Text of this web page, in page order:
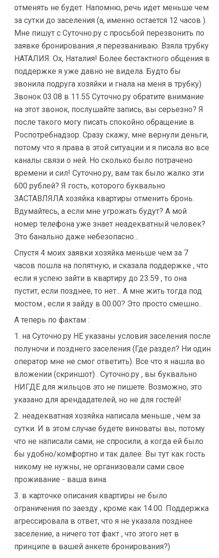
отменять не будет. Напомню, речь идет меньше чем
за сутки до заселения (а, именно остается 12 часов ).
Мне пишут с Суточно.ру с просьбой перезвонить по
заявке бронирования ,я перезваниваю. Взяла трубку
НАТАЛИЯ. Ох, Наталия! Более бестактного общения в
поддержке я уже давно не видела. Будто бы
звонила подруга хозяйки и гнала на меня в трубку)
Звонок 03.08 в 11.55 Суточно.ру обратите внимание
на этот звонок, послушайте запись, вы серьезно? Я
после такого могу писать спокойно обращение в
Роспотребнадзор. Сразу скажу, мне вернули деньги,
потому что я права в этой ситуации и я писала во все
каналы связи о ней. Но сколько было потрачено
времени и сил! Суточно.ру, вам так было жалко эти
600 рублей? Я гость, которого буквально
ЗАСТАВЛЯЛА хозяйка квартиры отменить бронь.
Вдумайтесь, а если мне угрожать будут? А мой
номер телефона уже знает неадекватный человек?
Это банально даже небезопасно...
Спустя 4 моих заявки хозяйка меньше чем за 7
часов пошла на попятную, и сказала поддержке , что
если я успею зайти в квартиру до 23.59 , то она
пустит, если позднее, то нет... А мне жить тогда под
мостом , если я зайду в 00.00? Это просто смешно..
А теперь по фактам :
1. на Суточно.ру НЕ указаны условия заселения после
полуночи и позднего заселения (Где раздел? Ни один
оператор мне не смог ответить). Все что я нашла во
вложении (скриншот) . Суточно.ру , вы буквально
НИГДЕ для жильцов это не пишете. Возможно, это
указано для арендадателей, но не для гостей!
2. неадекватная хозяйка написала меньше , чем за
сутки. И в этом случае будете виноваты вы, потому
что не написали сами, не спросили, а когда ей было
бы удобно/комфортно и так далее. Вы тут как гость
никому не нужны, не организовали сами свое
проживание - ваша вина.
3. в карточке описания квартиры не было
ограничения по заезду , кроме как 14.00. Поддержка
агрессировала в ответ, что я не указала позднее
заселение, а ничего тот факт , что этого нет в
принципе в вашей анкете бронирования?)